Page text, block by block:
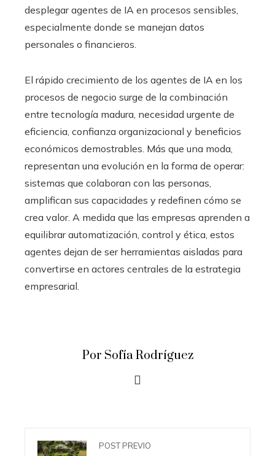
desplegar agentes de IA en procesos sensibles,
especialmente donde se manejan datos
personales o financieros.
El rápido crecimiento de los agentes de IA en los
procesos de negocio surge de la combinación
entre tecnología madura, necesidad urgente de
eficiencia, confianza organizacional y beneficios
económicos demostrables. Más que una moda,
representan una evolución en la forma de operar:
sistemas que colaboran con las personas,
amplifican sus capacidades y redefinen cómo se
crea valor. A medida que las empresas aprenden a
equilibrar automatización, control y ética, estos
agentes dejan de ser herramientas aisladas para
convertirse en actores centrales de la estrategia
empresarial.
Por Sofía Rodríguez
POST PREVIO